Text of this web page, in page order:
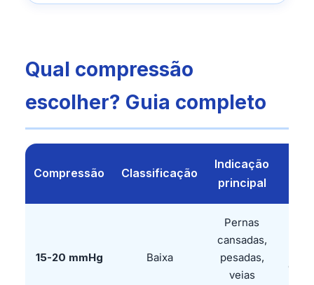
Qual compressão
escolher? Guia completo
Compressão Classificação
Indicação
principal
15-20 mmHg Baixa
Pernas
cansadas,
pesadas,
veias